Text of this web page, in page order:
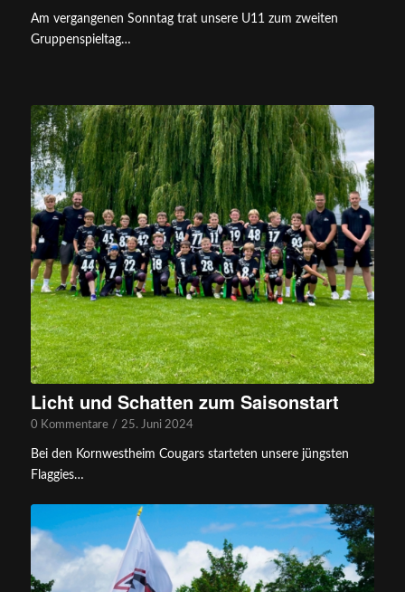
Am vergangenen Sonntag trat unsere U11 zum zweiten
Gruppenspieltag…
Licht und Schatten zum Saisonstart
0 Kommentare / 25. Juni 2024
Bei den Kornwestheim Cougars starteten unsere jüngsten
Flaggies…